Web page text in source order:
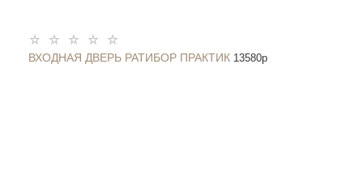
ВХОДНАЯ ДВЕРЬ РАТИБОР ПРАКТИК 13580p